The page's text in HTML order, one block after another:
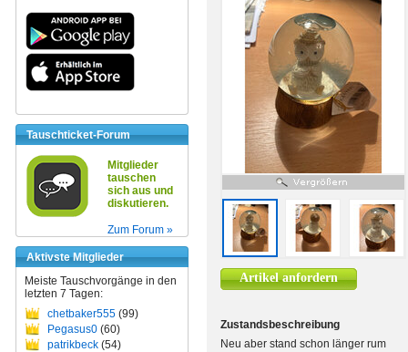
Tauschticket-Forum
Mitglieder
tauschen
sich aus und
diskutieren.
Zum Forum »
Aktivste Mitglieder
Meiste Tauschvorgänge in den
letzten 7 Tagen:
chetbaker555 (99)
Pegasus0 (60)
patrikbeck (54)
Artikel anfordern
Zustandsbeschreibung
Neu aber stand schon länger rum